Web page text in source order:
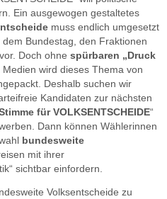
Ein ausgewogen gestaltetes
muss endlich umgesetzt
Bundestag, den Fraktionen
Doch ohne spürbaren „Druck
Medien wird dieses Thema von
Deshalb suchen wir
Kandidaten zur nächsten
für VOLKSENTSCHEIDE“
Dann können Wählerinnen
bundesweite
mit ihrer
sichtbar einfordern.
Volksentscheide zu